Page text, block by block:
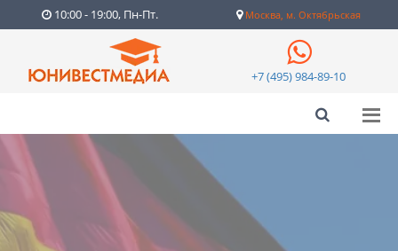
10:00 - 19:00, Пн-Пт. Москва, м. Октябрьская
+7 (495) 984-89-10